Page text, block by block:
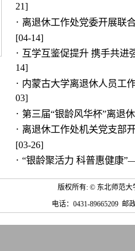
21]
· 离退休工作处党委开展联
[04-14]
· 互学互鉴促提升 携手共
14]
· 内蒙古大学离退休人员工
03]
· 第三届“银龄风华杯”离退
· 离退休工作处机关党支部
[03-26]
· “银龄聚活力 科普惠健康
版权所有: © 东北师范大
电话：0431-89665209 邮